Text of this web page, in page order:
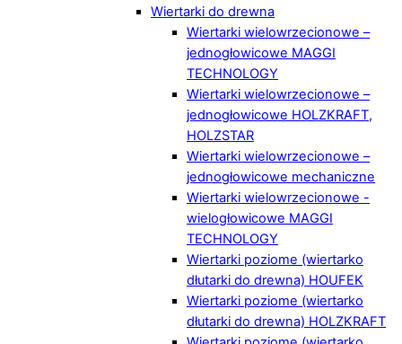
Wiertarki do drewna
Wiertarki wielowrzecionowe –
jednogłowicowe MAGGI
TECHNOLOGY
Wiertarki wielowrzecionowe –
jednogłowicowe HOLZKRAFT,
HOLZSTAR
Wiertarki wielowrzecionowe –
jednogłowicowe mechaniczne
Wiertarki wielowrzecionowe -
wielogłowicowe MAGGI
TECHNOLOGY
Wiertarki poziome (wiertarko
dłutarki do drewna) HOUFEK
Wiertarki poziome (wiertarko
dłutarki do drewna) HOLZKRAFT